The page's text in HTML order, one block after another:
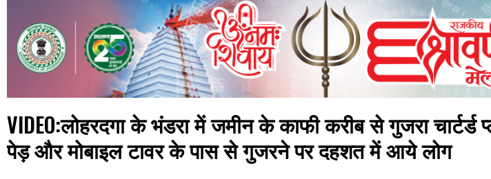
VIDEO:लोहरदगा के भंडरा में जमीन के काफी करीब से गुजरा चार्टर्ड
पेड़ और मोबाइल टावर के पास से गुजरने पर दहशत में आये लोग